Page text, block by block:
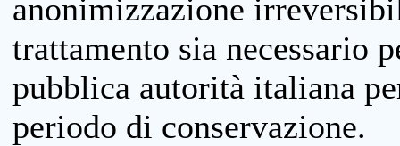
anonimizzazione
trattamento sia necessario
pubblica autorità italiana
periodo di conservazione.